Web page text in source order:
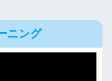
ニング